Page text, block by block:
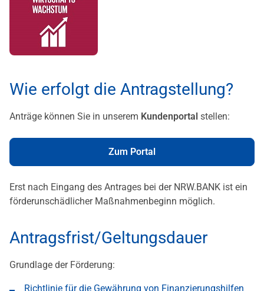
Wie erfolgt die Antragstellung?
Anträge können Sie in unserem Kundenportal stellen:
Zum Portal
Erst nach Eingang des Antrages bei der NRW.BANK ist ein
förderunschädlicher Maßnahmenbeginn möglich.
Antragsfrist/Geltungsdauer
Grundlage der Förderung:
Richtlinie für die Gewährung von Finanzierungshilfen